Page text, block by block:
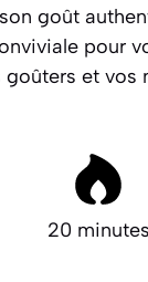
goût
pour
et
20 minutes